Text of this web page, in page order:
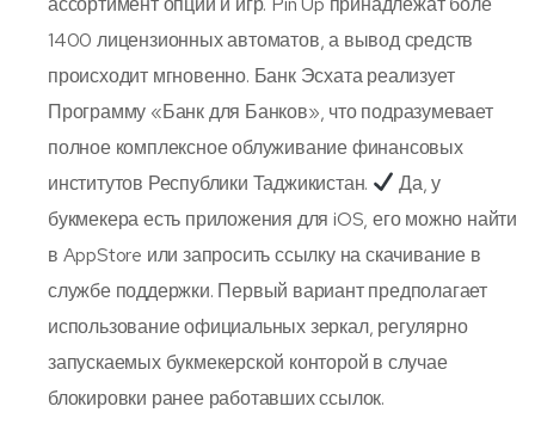
1400 лицензионных автоматов, а вывод средств
происходит мгновенно. Банк Эсхата реализует
Программу «Банк для Банков», что подразумевает
полное комплексное облуживание финансовых
институтов Республики Таджикистан.
Да, у
букмекера есть приложения для iOS, его можно найти
в AppStore или запросить ссылку на скачивание в
службе поддержки. Первый вариант предполагает
использование официальных зеркал, регулярно
запускаемых букмекерской конторой в случае
блокировки ранее работавших ссылок.